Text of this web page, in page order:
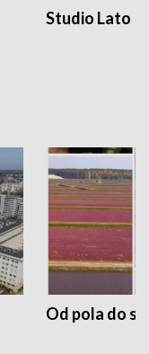
Studio Lato
Od pola do